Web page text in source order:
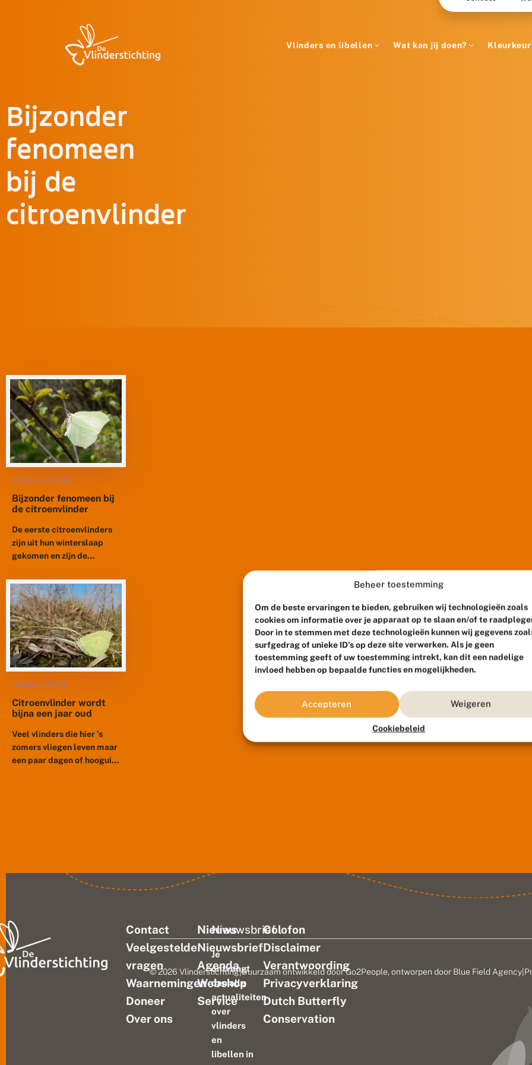
Beheer toestemming
Om de beste ervaringen te bieden, gebruiken wij technologieën zoals
cookies om informatie over je apparaat op te slaan en/of te
Door in te stemmen met deze technologieën kunnen wij gegevens
surfgedrag of unieke ID's op deze site verwerken. Als je geen
toestemming geeft of uw toestemming intrekt, kan dit een nadelige
invloed hebben op bepaalde functies en mogelijkheden.
Accepteren Weigeren
Cookiebeleid
Vlinders en libellen Wat kan jij doen? Kleurkeur
Bijzonder
fenomeen
bij de
citroenvlinder
20 februari 2024
Bijzonder fenomeen bij
de citroenvlinder
De eerste citroenvlinders
zijn uit hun winterslaap
gekomen en zijn de
vliegend waargenomen op
de zonnige momenten.
Normaliter planten
citroenvlinders zich...
14 januari 2024
Citroenvlinder wordt
bijna een jaar oud
Veel vlinders die hier ’s
zomers vliegen leven maar
een paar dagen of hooguit
Contact
Veelgestelde
vragen
Waarnemingen
Doneer
Over ons
Nieuws
Nieuwsbrief
Agenda
Webshop
Service
Colofon
Disclaimer
Verantwoording
Privacyverklaring
Dutch Butterfly
Conservation
Nieuwsbrief
Je
ontvangt
dan alle
actualiteiten
over
vlinders
en
libellen in
© 2026 Vlinderstichting|Duurzaam ontwikkeld doorGo2People, ontworpen door Blue Field Agency